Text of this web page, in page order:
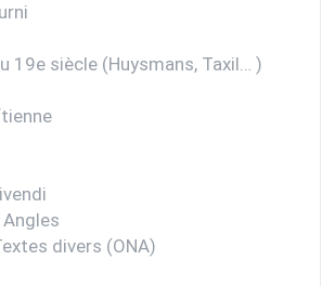
19e siècle (Huysmans, Taxil… )
divers (ONA)